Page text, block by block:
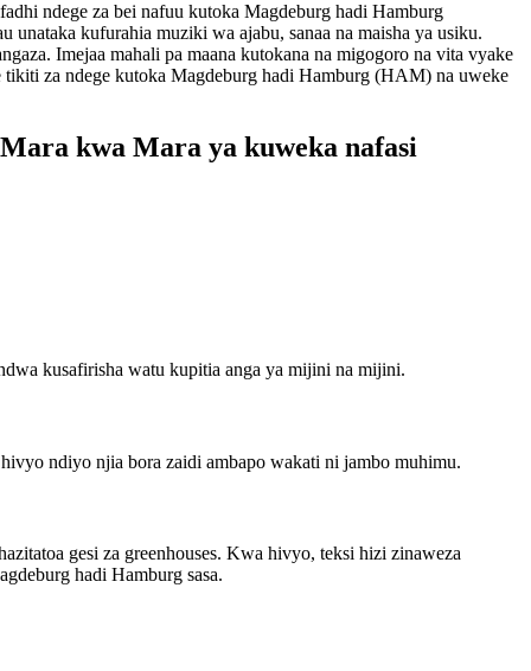
ndege za bei nafuu kutoka Magdeburg hadi Hamburg
kufurahia muziki wa ajabu, sanaa na maisha ya usiku.
Imejaa mahali pa maana kutokana na migogoro na vita vyake
za ndege kutoka Magdeburg hadi Hamburg (HAM) na uweke
kwa Mara ya kuweka nafasi
kusafirisha watu kupitia anga ya mijini na mijini.
ndiyo njia bora zaidi ambapo wakati ni jambo muhimu.
gesi za greenhouses. Kwa hivyo, teksi hizi zinaweza
hadi Hamburg sasa.